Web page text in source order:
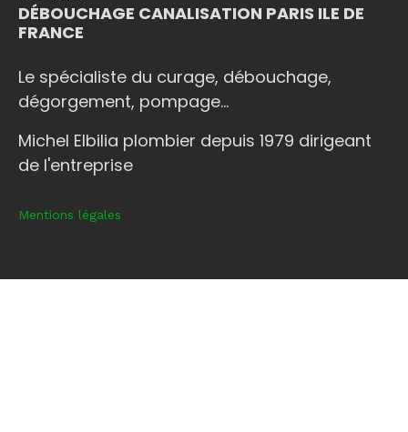
DÉBOUCHAGE CANALISATION PARIS ILE DE
FRANCE
Le spécialiste du curage, débouchage,
dégorgement, pompage...
Michel Elbilia plombier depuis 1979 dirigeant
de l'entreprise
Mentions légales